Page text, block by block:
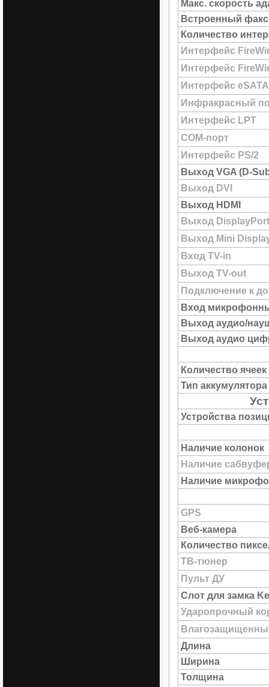
Макс. скорость
Встроенный
Количество
Интерфейс
Интерфейс
Интерфейс eSATA
Инфракрасный
Интерфейс LPT
COM-порт
Интерфейс PS/2
Выход VGA (D-
Выход DVI
Выход HDMI
Выход DisplayPort
Выход Mini
Вход TV-in
Выход TV-out
Подключение к
Вход
Выход аудио/
Выход аудио
Количество
Тип аккумулятора
Устройства
Наличие колонок
Наличие
Наличие
GPS
Веб-камера
Количество
ТВ-тюнер
Пульт ДУ
Слот для замка
Ударопрочный
Длина
Ширина
Толщина